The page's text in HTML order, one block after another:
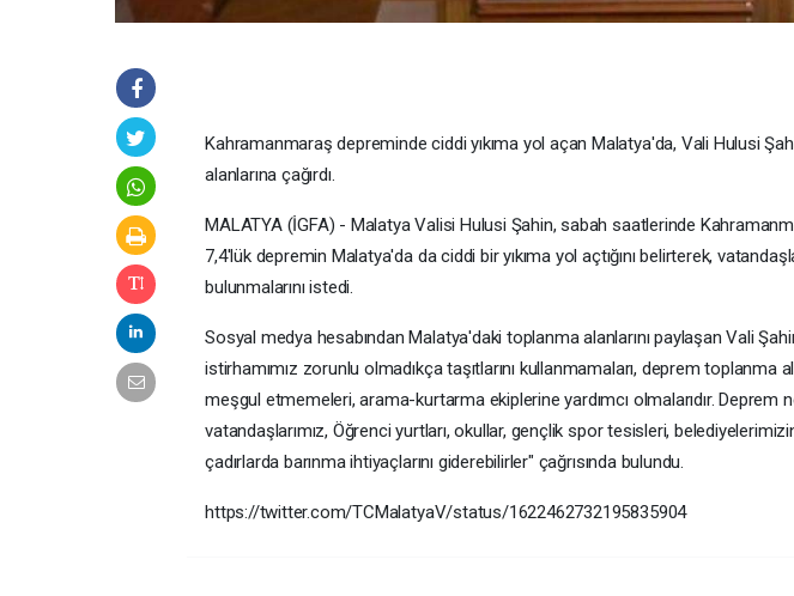
Kahramanmaraş depreminde ciddi yıkıma yol açan Malatya'da, Vali Hulusi
alanlarına çağırdı.
MALATYA (İGFA) - Malatya Valisi Hulusi Şahin, sabah saatlerinde
7,4'lük depremin Malatya'da da ciddi bir yıkıma yol açtığını belirterek,
bulunmalarını istedi.
Sosyal medya hesabından Malatya'daki toplanma alanlarını paylaşan Vali
istirhamımız zorunlu olmadıkça taşıtlarını kullanmamaları, deprem toplanma
meşgul etmemeleri, arama-kurtarma ekiplerine yardımcı olmalarıdır. Deprem
vatandaşlarımız, Öğrenci yurtları, okullar, gençlik spor tesisleri,
çadırlarda barınma ihtiyaçlarını giderebilirler" çağrısında bulundu.
https://twitter.com/TCMalatyaV/status/1622462732195835904